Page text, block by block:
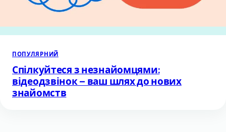
ПОПУЛЯРНИЙ
Спілкуйтеся з незнайомцями:
відеодзвінок – ваш шлях до нових
знайомств